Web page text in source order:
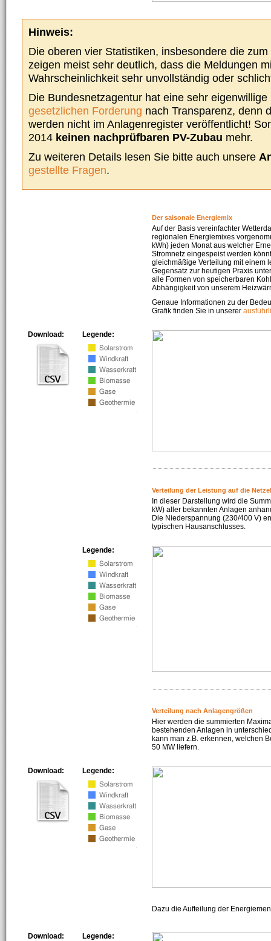
Hinweis:
Die oberen vier Statistiken, insbesondere die
zeigen meist sehr deutlich, dass die Meldungen
Wahrscheinlichkeit sehr unvollständig oder
Die Bundesnetzagentur hat eine sehr
gesetzlichen Forderung nach Transparenz, denn
werden nicht im Anlagenregister veröffentlicht!
2014 keinen nachprüfbaren PV-Zubau mehr.
Zu weiteren Details lesen Sie bitte auch unsere
gestellte Fragen.
Der saisonale Energiemix
Auf der Basis vereinfachter
regionalen Energiemixes
kWh) jeden Monat aus welcher
Stromnetz eingespeist werden
gleichmäßige Verteilung mit einem
Gegensatz zur heutigen Praxis
alle Formen von speicherbaren
Abhängigkeit von unserem
Genaue Informationen zu der
Grafik finden Sie in unserer
Legende:
Download:
Verteilung der Leistung auf die
In dieser Darstellung wird die
kW) aller bekannten Anlagen
Die Niederspannung (230/400 V)
typischen Hausanschlusses.
Legende:
Verteilung nach Anlagengrößen
Hier werden die summierten
bestehenden Anlagen in
kann man z.B. erkennen, welchen
50 MW liefern.
Legende:
Download:
Dazu die Aufteilung der
Legende:
Download: